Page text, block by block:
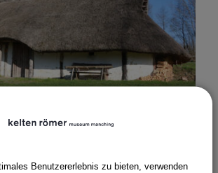
Benutzererlebnis zu bieten, verwenden